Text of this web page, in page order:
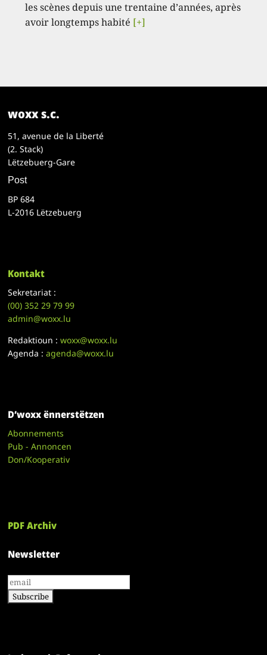
les scènes depuis une trentaine d’années, après
avoir longtemps habité [+]
woxx s.c.
51, avenue de la Liberté
(2. Stack)
Lëtzebuerg-Gare
Post
BP 684
L-2016 Lëtzebuerg
Kontakt
Sekretariat :
(00)352 29 79 99
admin@woxx.lu
Redaktioun :woxx@woxx.lu
Agenda :agenda@woxx.lu
D’woxx ënnerstëtzen
Abonnements
Pub - Annoncen
Don/Kooperativ
PDF Archiv
Newsletter